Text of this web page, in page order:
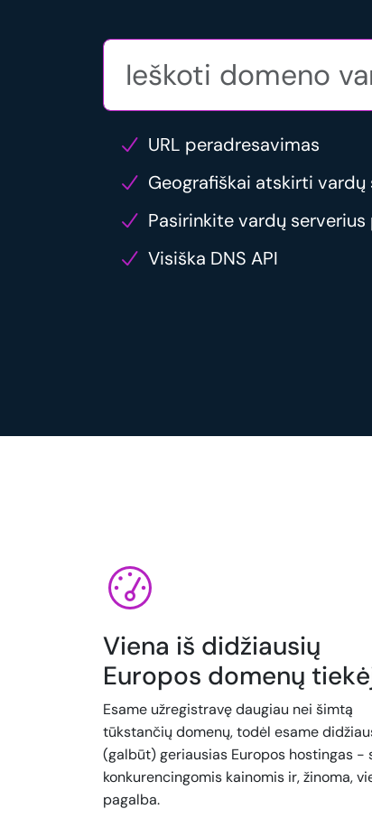
URL peradresavimas
Geografiškai atskirti vardų
Pasirinkite vardų serverius
Visiška DNS API
Viena iš didžiausių
Europos domenų
Esame užregistravę daugiau nei šimtą
tūkstančių domenų, todėl esame
(galbūt) geriausias Europos hostingas -
konkurencingomis kainomis ir, žinoma,
pagalba.